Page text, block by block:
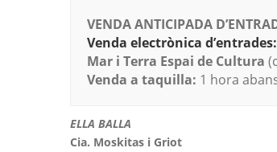
VENDA ANTICIPADA
Venda electrònica d’entrades:
Mar i Terra Espai de Cultura
Venda a taquilla: 1 hora
ELLA BALLA
Cia. Moskitas i Griot